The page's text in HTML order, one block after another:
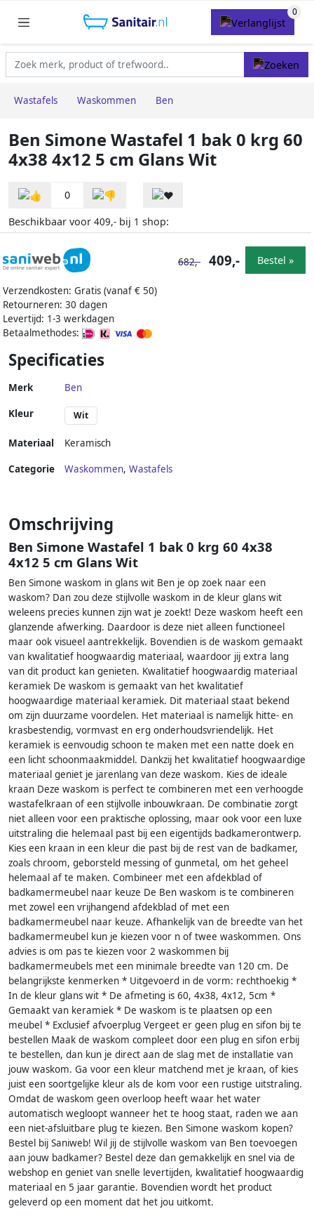
Wastafels Waskommen Ben
Ben Simone Wastafel 1 bak 0 krg 60
4x38 4x12 5 cm Glans Wit
0
Beschikbaar voor 409,- bij 1 shop:
Verzendkosten: Gratis (vanaf € 50)
Retourneren: 30 dagen
Levertijd: 1-3 werkdagen
Betaalmethodes:
682,- 409,- Bestel »
Specificaties
Merk Ben
Kleur Wit
Materiaal Keramisch
Categorie Waskommen, Wastafels
Omschrijving
Ben Simone Wastafel 1 bak 0 krg 60 4x38
4x12 5 cm Glans Wit
Ben Simone waskom in glans wit Ben je op zoek naar een
waskom? Dan zou deze stijlvolle waskom in de kleur glans wit
weleens precies kunnen zijn wat je zoekt! Deze waskom heeft een
glanzende afwerking. Daardoor is deze niet alleen functioneel
maar ook visueel aantrekkelijk. Bovendien is de waskom gemaakt
van kwalitatief hoogwaardig materiaal, waardoor jij extra lang
van dit product kan genieten. Kwalitatief hoogwaardig materiaal
keramiek De waskom is gemaakt van het kwalitatief
hoogwaardige materiaal keramiek. Dit materiaal staat bekend
om zijn duurzame voordelen. Het materiaal is namelijk hitte- en
krasbestendig, vormvast en erg onderhoudsvriendelijk. Het
keramiek is eenvoudig schoon te maken met een natte doek en
een licht schoonmaakmiddel. Dankzij het kwalitatief hoogwaardige
materiaal geniet je jarenlang van deze waskom. Kies de ideale
kraan Deze waskom is perfect te combineren met een verhoogde
wastafelkraan of een stijlvolle inbouwkraan. De combinatie zorgt
niet alleen voor een praktische oplossing, maar ook voor een luxe
uitstraling die helemaal past bij een eigentijds badkamerontwerp.
Kies een kraan in een kleur die past bij de rest van de badkamer,
zoals chroom, geborsteld messing of gunmetal, om het geheel
helemaal af te maken. Combineer met een afdekblad of
badkamermeubel naar keuze De Ben waskom is te combineren
met zowel een vrijhangend afdekblad of met een
badkamermeubel naar keuze. Afhankelijk van de breedte van het
badkamermeubel kun je kiezen voor n of twee waskommen. Ons
advies is om pas te kiezen voor 2 waskommen bij
badkamermeubels met een minimale breedte van 120 cm. De
belangrijkste kenmerken * Uitgevoerd in de vorm: rechthoekig *
In de kleur glans wit * De afmeting is 60, 4x38, 4x12, 5cm *
Gemaakt van keramiek * De waskom is te plaatsen op een
meubel * Exclusief afvoerplug Vergeet er geen plug en sifon bij te
bestellen Maak de waskom compleet door een plug en sifon erbij
te bestellen, dan kun je direct aan de slag met de installatie van
jouw waskom. Ga voor een kleur matchend met je kraan, of kies
juist een soortgelijke kleur als de kom voor een rustige uitstraling.
Omdat de waskom geen overloop heeft waar het water
automatisch wegloopt wanneer het te hoog staat, raden we aan
een niet-afsluitbare plug te kiezen. Ben Simone waskom kopen?
Bestel bij Saniweb! Wil jij de stijlvolle waskom van Ben toevoegen
aan jouw badkamer? Bestel deze dan gemakkelijk en snel via de
webshop en geniet van snelle levertijden, kwalitatief hoogwaardig
materiaal en 5 jaar garantie. Bovendien wordt het product
geleverd op een moment dat het jou uitkomt.